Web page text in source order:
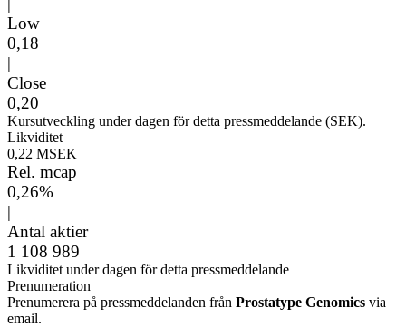
Low
0,18
|
Close
0,20
Kursutveckling under dagen för detta pressmeddelande (SEK).
Likviditet
0,22 MSEK
Rel. mcap
0,26%
|
Antal aktier
1 108 989
Likviditet under dagen för detta pressmeddelande
Prenumeration
Prenumerera på pressmeddelanden från Prostatype Genomics via
email.